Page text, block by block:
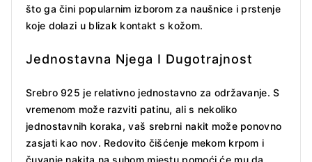
što ga čini popularnim izborom za naušnice i prstenje
koje dolazi u blizak kontakt s kožom.
Jednostavna Njega I Dugotrajnost
Srebro 925 je relativno jednostavno za održavanje. S
vremenom može razviti patinu, ali s nekoliko
jednostavnih koraka, vaš srebrni nakit može ponovno
zasjati kao nov. Redovito čišćenje mekom krpom i